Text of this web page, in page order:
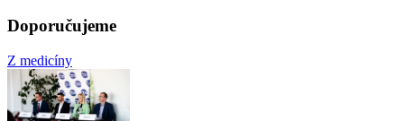
Doporučujeme
Z medicíny